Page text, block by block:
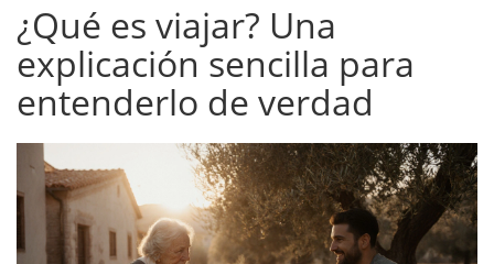
¿Qué es viajar? Una
explicación sencilla para
entenderlo de verdad